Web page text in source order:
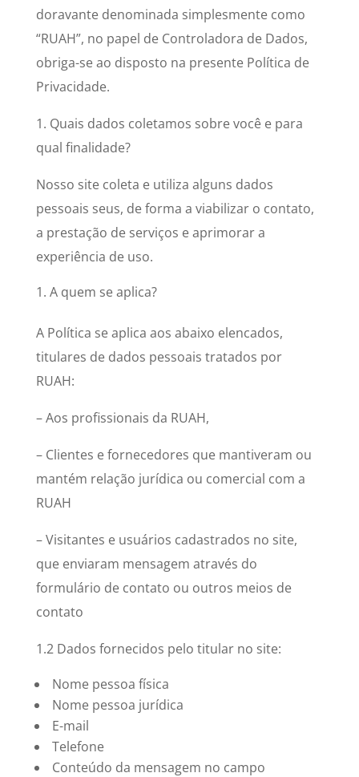
doravante denominada simplesmente como
“RUAH”, no papel de Controladora de Dados,
obriga-se ao disposto na presente Política de
Privacidade.
1. Quais dados coletamos sobre você e para
qual finalidade?
Nosso site coleta e utiliza alguns dados
pessoais seus, de forma a viabilizar o contato,
a prestação de serviços e aprimorar a
experiência de uso.
A quem se aplica?
A Política se aplica aos abaixo elencados,
titulares de dados pessoais tratados por
RUAH:
– Aos profissionais da RUAH,
– Clientes e fornecedores que mantiveram ou
mantém relação jurídica ou comercial com a
RUAH
– Visitantes e usuários cadastrados no site,
que enviaram mensagem através do
formulário de contato ou outros meios de
contato
1.2 Dados fornecidos pelo titular no site:
Nome pessoa física
Nome pessoa jurídica
E-mail
Telefone
Conteúdo da mensagem no campo